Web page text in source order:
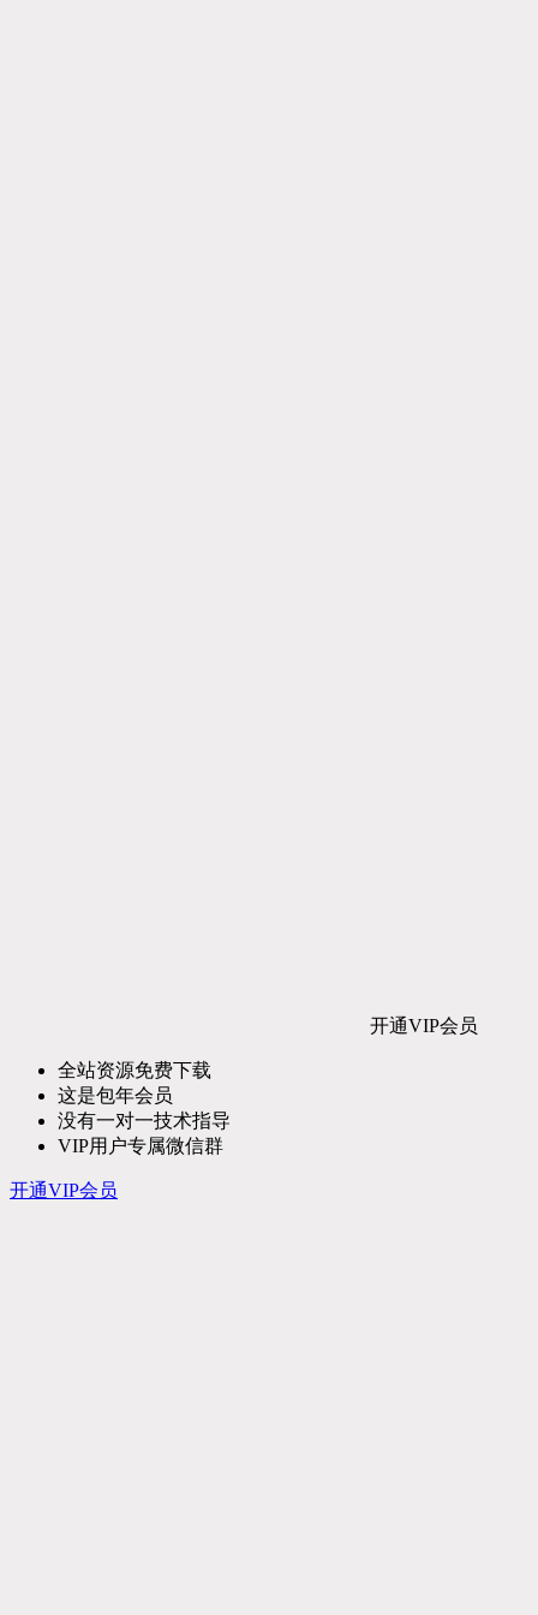
开通VIP会员
全站资源免费下载
这是包年会员
没有一对一技术指导
VIP用户专属微信群
开通VIP会员